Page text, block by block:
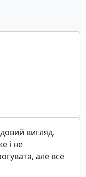
вигляд.
і не
але все